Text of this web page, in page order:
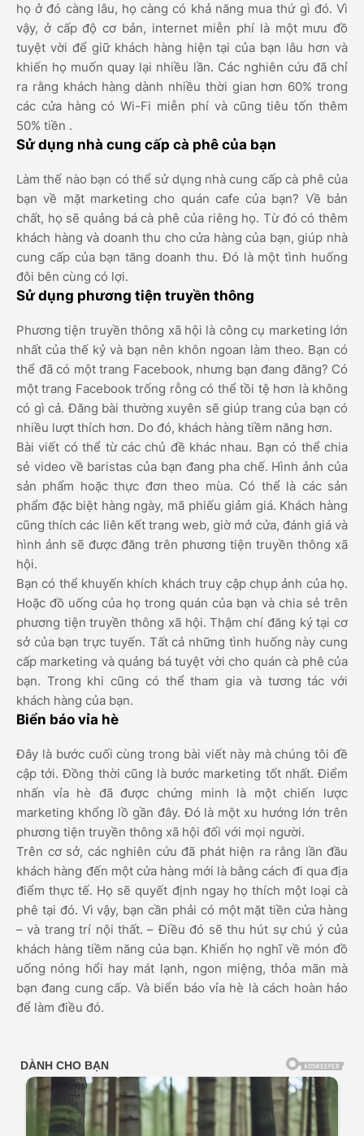
họ ở đó càng lâu, họ càng có khả năng mua thứ gì đó. Vì
vậy, ở cấp độ cơ bản, internet miễn phí là một mưu đồ
tuyệt vời để giữ khách hàng hiện tại của bạn lâu hơn và
khiến họ muốn quay lại nhiều lần. Các nghiên cứu đã chỉ
ra rằng khách hàng dành nhiều thời gian hơn 60% trong
các cửa hàng có Wi-Fi miễn phí và cũng tiêu tốn thêm
50% tiền .
Sử dụng nhà cung cấp cà phê của bạn
Làm thế nào bạn có thể sử dụng nhà cung cấp cà phê của
bạn về mặt marketing cho quán cafe của bạn? Về bản
chất, họ sẽ quảng bá cà phê của riêng họ. Từ đó có thêm
khách hàng và doanh thu cho cửa hàng của bạn, giúp nhà
cung cấp của bạn tăng doanh thu. Đó là một tình huống
đôi bên cùng có lợi.
Sử dụng phương tiện truyền thông
Phương tiện truyền thông xã hội là công cụ marketing lớn
nhất của thế kỷ và bạn nên khôn ngoan làm theo. Bạn có
thể đã có một trang Facebook, nhưng bạn đang đăng? Có
một trang Facebook trống rỗng có thể tồi tệ hơn là không
có gì cả. Đăng bài thường xuyên sẽ giúp trang của bạn có
nhiều lượt thích hơn. Do đó, khách hàng tiềm năng hơn.
Bài viết có thể từ các chủ đề khác nhau. Bạn có thể chia
sẻ video về baristas của bạn đang pha chế. Hình ảnh của
sản phẩm hoặc thực đơn theo mùa. Có thể là các sản
phẩm đặc biệt hàng ngày, mã phiếu giảm giá. Khách hàng
cũng thích các liên kết trang web, giờ mở cửa, đánh giá và
hình ảnh sẽ được đăng trên phương tiện truyền thông xã
hội.
Bạn có thể khuyến khích khách truy cập chụp ảnh của họ.
Hoặc đồ uống của họ trong quán của bạn và chia sẻ trên
phương tiện truyền thông xã hội. Thậm chí đăng ký tại cơ
sở của bạn trực tuyến. Tất cả những tình huống này cung
cấp marketing và quảng bá tuyệt vời cho quán cà phê của
bạn. Trong khi cũng có thể tham gia và tương tác với
khách hàng của bạn.
Biển báo vỉa hè
Đây là bước cuối cùng trong bài viết này mà chúng tôi đề
cập tới. Đồng thời cũng là bước marketing tốt nhất. Điểm
nhấn vỉa hè đã được chứng minh là một chiến lược
marketing khổng lồ gần đây. Đó là một xu hướng lớn trên
phương tiện truyền thông xã hội đối với mọi người.
Trên cơ sở, các nghiên cứu đã phát hiện ra rằng lần đầu
khách hàng đến một cửa hàng mới là bằng cách đi qua địa
điểm thực tế. Họ sẽ quyết định ngay họ thích một loại cà
phê tại đó. Vì vậy, bạn cần phải có một mặt tiền cửa hàng
– và trang trí nội thất. – Điều đó sẽ thu hút sự chú ý của
khách hàng tiềm năng của bạn. Khiến họ nghĩ về món đồ
uống nóng hổi hay mát lạnh, ngon miệng, thỏa mãn mà
bạn đang cung cấp. Và biển báo vỉa hè là cách hoàn hảo
để làm điều đó.